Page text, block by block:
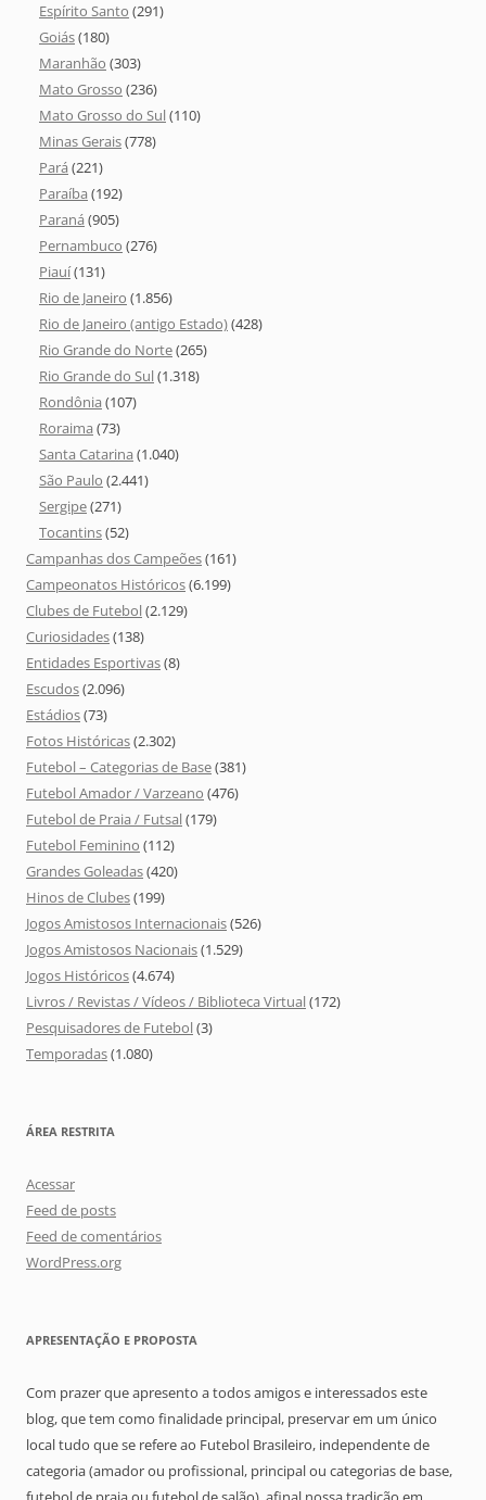
Espírito Santo (291)
Goiás(180)
Maranhão (303)
Mato Grosso (236)
Mato Grosso do Sul(110)
Minas Gerais(778)
Pará (221)
Paraíba (192)
Paraná (905)
Pernambuco (276)
Piauí(131)
Rio de Janeiro (1.856)
Rio de Janeiro (antigo Estado)(428)
Rio Grande do Norte(265)
Rio Grande do Sul(1.318)
Rondônia (107)
Roraima (73)
Santa Catarina (1.040)
São Paulo (2.441)
Sergipe(271)
Tocantins(52)
Campanhas dos Campeões(161)
Campeonatos Históricos(6.199)
Clubes de Futebol(2.129)
Curiosidades(138)
Entidades Esportivas(8)
Escudos(2.096)
Estádios(73)
Fotos Históricas(2.302)
Futebol – Categorias de Base(381)
Futebol Amador / Varzeano (476)
Futebol de Praia / Futsal(179)
Futebol Feminino (112)
Grandes Goleadas(420)
Hinos de Clubes(199)
Jogos Amistosos Internacionais(526)
Jogos Amistosos Nacionais(1.529)
Jogos Históricos(4.674)
Livros / Revistas / Vídeos / Biblioteca Virtual(172)
Pesquisadores de Futebol(3)
Temporadas(1.080)
ÁREA RESTRITA
Acessar
Feed de posts
Feed de comentários
WordPress.org
APRESENTAÇÃO E PROPOSTA
Com prazer que apresento a todos amigos e interessados este
blog, que tem como finalidade principal, preservar em um único
local tudo que se refere ao Futebol Brasileiro, independente de
categoria (amador ou profissional, principal ou categorias de base,